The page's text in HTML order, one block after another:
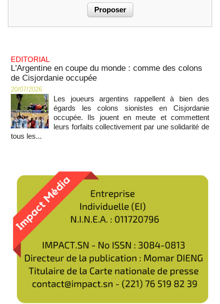
EDITORIAL
L'Argentine en coupe du monde : comme des colons
de Cisjordanie occupée
20/07/2026
Les joueurs argentins rappellent à bien des
égards les colons sionistes en Cisjordanie
occupée. Ils jouent en meute et commettent
leurs forfaits collectivement par une solidarité de
tous les...